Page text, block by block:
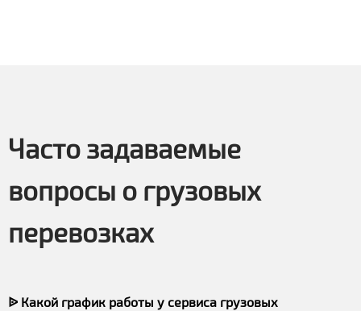
Часто задаваемые
вопросы о грузовых
перевозках
ᐉ Какой график работы у сервиса грузовых